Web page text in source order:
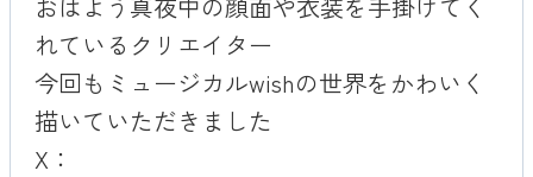
れているクリエイター
今回もミュージカルwishの世界をかわいく
描いていただきました
X：